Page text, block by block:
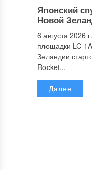
Японский
Новой
6 августа 2026
площадки LC-
Зеландии
Rocket...
Далее